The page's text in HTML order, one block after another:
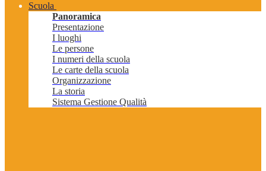
Scuola
Panoramica
Presentazione
I luoghi
Le persone
I numeri della scuola
Le carte della scuola
Organizzazione
La storia
Sistema Gestione Qualità